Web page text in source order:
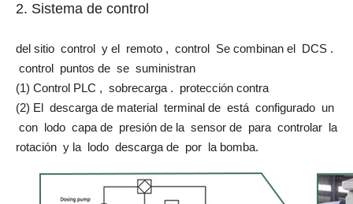
2. Sistema de control
del sitio control y el remoto , control Se combinan el DCS .
control puntos de se suministran
(1) Control PLC , sobrecarga . protección contra
(2) El descarga de material terminal de está configurado un
con lodo capa de presión de la sensor de para controlar la
rotación y la lodo descarga de por la bomba.